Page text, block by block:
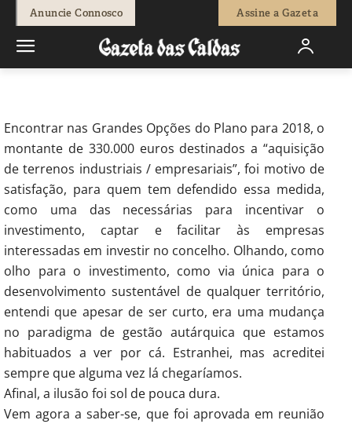
Anuncie Connosco Assine a Gazeta
Redação - 2 de Março, 2018 0
Encontrar nas Grandes Opções do Plano para 2018, o
montante de 330.000 euros destinados a “aquisição
de terrenos industriais / empresariais”, foi motivo de
satisfação, para quem tem defendido essa medida,
como uma das necessárias para incentivar o
investimento, captar e facilitar às empresas
interessadas em investir no concelho. Olhando, como
olho para o investimento, como via única para o
desenvolvimento sustentável de qualquer território,
entendi que apesar de ser curto, era uma mudança
no paradigma de gestão autárquica que estamos
habituados a ver por cá. Estranhei, mas acreditei
sempre que alguma vez lá chegaríamos.
Afinal, a ilusão foi sol de pouca dura.
Vem agora a saber-se, que foi aprovada em reunião